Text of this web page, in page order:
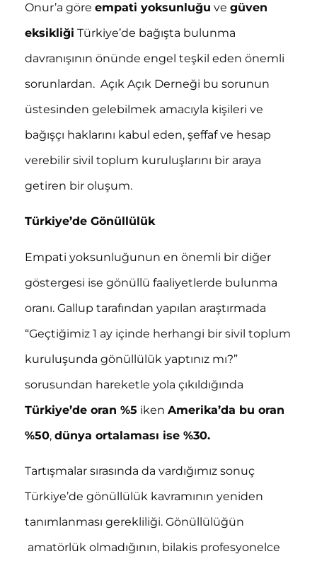
Onur’a göre empati yoksunluğu ve güven
eksikliği Türkiye’de bağışta bulunma
davranışının önünde engel teşkil eden önemli
sorunlardan. Açık Açık Derneği bu sorunun
üstesinden gelebilmek amacıyla kişileri ve
bağışçı haklarını kabul eden, şeffaf ve hesap
verebilir sivil toplum kuruluşlarını bir araya
getiren bir oluşum.
Türkiye’de Gönüllülük
Empati yoksunluğunun en önemli bir diğer
göstergesi ise gönüllü faaliyetlerde bulunma
oranı. Gallup tarafından yapılan araştırmada
“Geçtiğimiz 1 ay içinde herhangi bir sivil toplum
kuruluşunda gönüllülük yaptınız mı?”
sorusundan hareketle yola çıkıldığında
Türkiye’de oran %5 iken Amerika’da bu oran
%50, dünya ortalaması ise %30.
Tartışmalar sırasında da vardığımız sonuç
Türkiye’de gönüllülük kavramının yeniden
tanımlanması gerekliliği. Gönüllülüğün
amatörlük olmadığının, bilakis profesyonelce